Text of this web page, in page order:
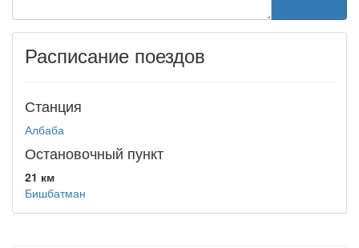
Расписание поездов
Станция
Албаба
Остановочный пункт
21 км
Бишбатман